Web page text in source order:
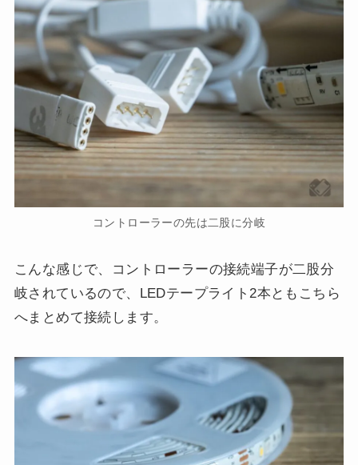
コントローラーの先は二股に分岐
こんな感じで、コントローラーの接続端子が二股分
岐されているので、LEDテープライト2本ともこちら
へまとめて接続します。